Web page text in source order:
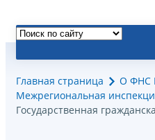
Главная страница О ФНС
Межрегиональная
Государственная